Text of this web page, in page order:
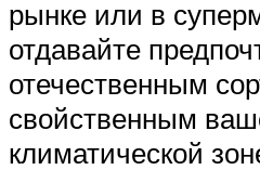
рынке или в
отдавайте
отечественным
свойственным
климатической